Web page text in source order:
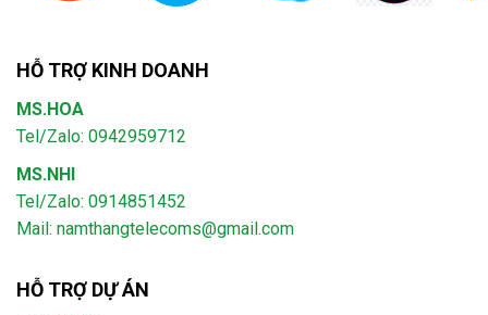
HỖ TRỢ KINH DOANH
MS.HOA
Tel/Zalo: 0942959712
MS.NHI
Tel/Zalo: 0914851452
Mail: namthangtelecoms@gmail.com
HỖ TRỢ DỰ ÁN